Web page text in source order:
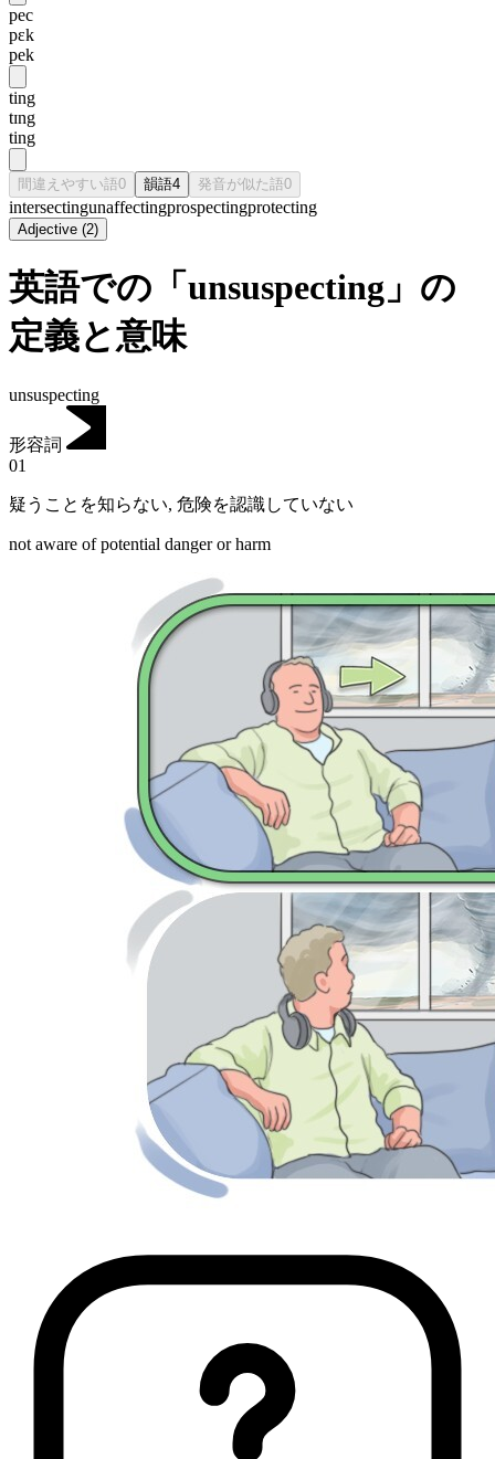
pec
pɛk
pek
ting
tɪng
ting
間違えやすい語0 韻語4 発音が似た語0
intersectingunaffectingprospectingprotecting
Adjective (2)
英語での「unsuspecting」の
定義と意味
unsuspecting
形容詞
01
疑うことを知らない, 危険を認識していない
not aware of potential danger or harm